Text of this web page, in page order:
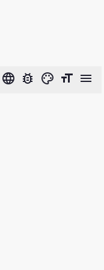
language bug_report color_lens format_size menu